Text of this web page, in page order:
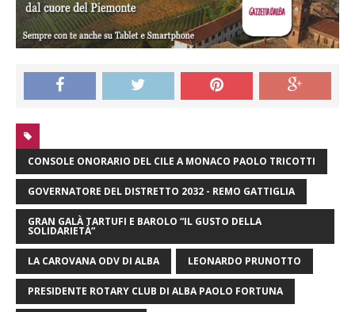
CONSOLE ONORARIO DEL CILE A MONACO PAOLO TRICOTTI
GOVERNATORE DEL DISTRETTO 2032 - REMO GATTIGLIA
GRAN GALÀ TARTUFI E BAROLO “IL GUSTO DELLA
SOLIDARIETÀ”
LA CAROVANA ODV DI ALBA LEONARDO PRUNOTTO
PRESIDENTE ROTARY CLUB DI ALBA PAOLO FORTUNA